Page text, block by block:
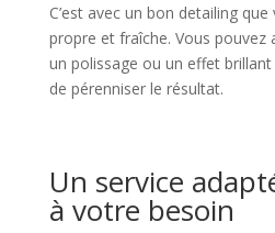
C’est avec un bon detailing
propre et fraîche. Vous pouvez
un polissage ou un effet
de pérenniser le résultat.
Un service
à votre besoin